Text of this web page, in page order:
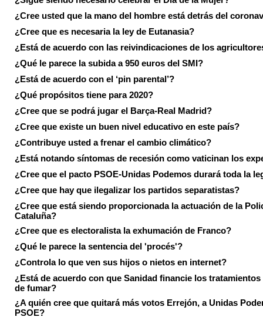
¿Cree usted que la mano del hombre está detrás del
¿Cree que es necesaria la ley de Eutanasia?
¿Está de acuerdo con las reivindicaciones de los
¿Qué le parece la subida a 950 euros del SMI?
¿Está de acuerdo con el ‘pin parental’?
¿Qué propósitos tiene para 2020?
¿Cree que se podrá jugar el Barça-Real Madrid?
¿Cree que existe un buen nivel educativo en este país?
¿Contribuye usted a frenar el cambio climático?
¿Está notando síntomas de recesión como vaticinan los
¿Cree que el pacto PSOE-Unidas Podemos durará toda la
¿Cree que hay que ilegalizar los partidos separatistas?
¿Cree que está siendo proporcionada la actuación de la
Cataluña?
¿Cree que es electoralista la exhumación de Franco?
¿Qué le parece la sentencia del 'procés'?
¿Controla lo que ven sus hijos o nietos en internet?
¿Está de acuerdo con que Sanidad financie los tratamientos
de fumar?
¿A quién cree que quitará más votos Errejón, a Unidas
PSOE?